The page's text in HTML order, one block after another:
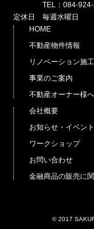
TEL：084-924-
定休日 毎週水曜日
HOME
不動産物件情報
リノベーション施
事業のご案内
不動産オーナー様へ
会社概要
お知らせ・イベン
ワークショップ
お問い合わせ
金融商品の販売に
© 2017